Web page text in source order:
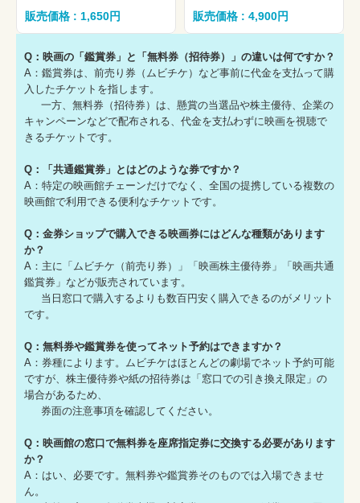
販売価格 : 1,650円 販売価格 : 4,900円
Q：映画の「鑑賞券」と「無料券（招待券）」の違いは何ですか？
A：鑑賞券は、前売り券（ムビチケ）など事前に代金を支払って購
入したチケットを指します。
一方、無料券（招待券）は、懸賞の当選品や株主優待、企業の
キャンペーンなどで配布される、代金を支払わずに映画を視聴で
きるチケットです。
Q：「共通鑑賞券」とはどのような券ですか？
A：特定の映画館チェーンだけでなく、全国の提携している複数の
映画館で利用できる便利なチケットです。
Q：金券ショップで購入できる映画券にはどんな種類があります
か？
A：主に「ムビチケ（前売り券）」「映画株主優待券」「映画共通
鑑賞券」などが販売されています。
当日窓口で購入するよりも数百円安く購入できるのがメリット
です。
Q：無料券や鑑賞券を使ってネット予約はできますか？
A：券種によります。ムビチケはほとんどの劇場でネット予約可能
ですが、株主優待券や紙の招待券は「窓口での引き換え限定」の
場合があるため、
券面の注意事項を確認してください。
Q：映画館の窓口で無料券を座席指定券に交換する必要があります
か？
A：はい、必要です。無料券や鑑賞券そのものでは入場できませ
ん。